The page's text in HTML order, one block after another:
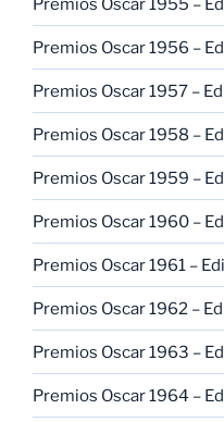
Premios Oscar 1955 –
Premios Oscar 1956 –
Premios Oscar 1957 –
Premios Oscar 1958 –
Premios Oscar 1959 –
Premios Oscar 1960 –
Premios Oscar 1961 –
Premios Oscar 1962 –
Premios Oscar 1963 –
Premios Oscar 1964 –